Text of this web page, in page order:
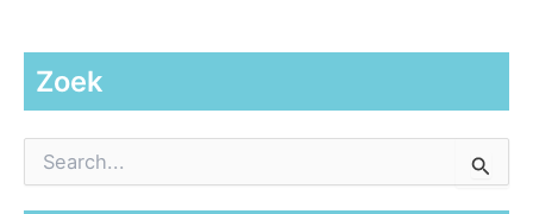
Zoek